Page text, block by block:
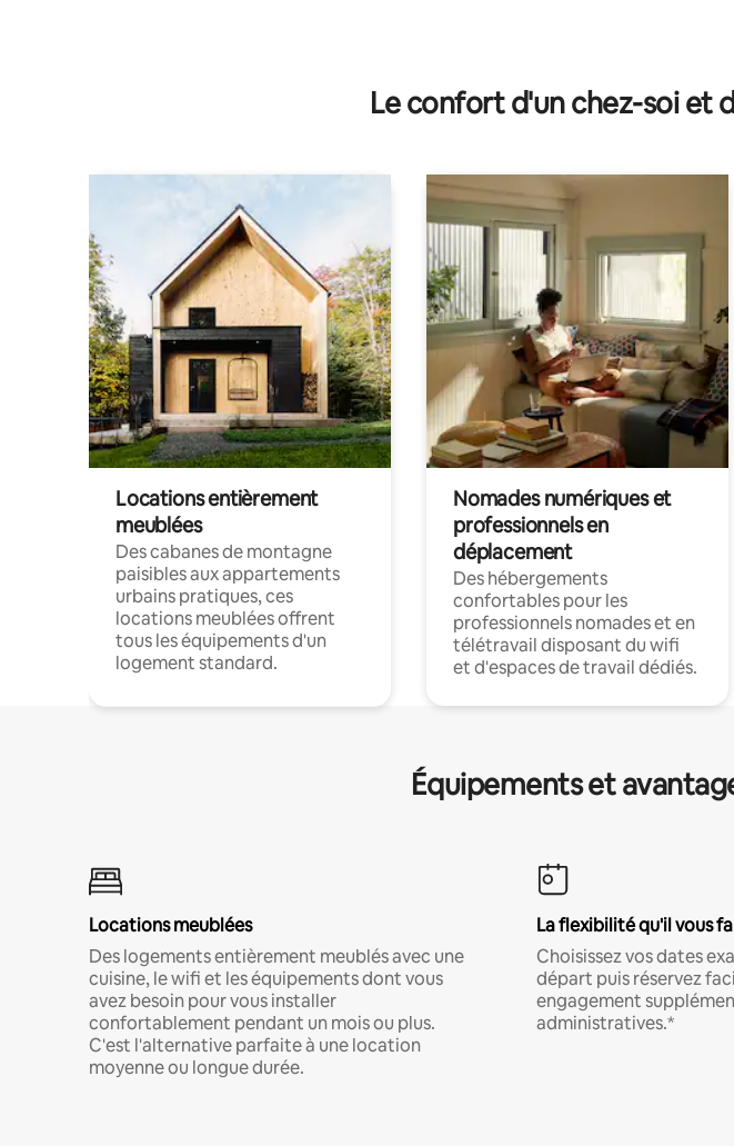
Le confort d'un chez-soi et
Locations entièrement
meublées
Des cabanes de montagne
paisibles aux appartements
urbains pratiques, ces
locations meublées offrent
tous les équipements d'un
logement standard.
Nomades numériques et
professionnels en
déplacement
Des hébergements
confortables pour les
professionnels nomades et en
télétravail disposant du wifi
et d'espaces de travail dédiés.
Équipements et
Locations meublées
Des logements entièrement meublés avec une
cuisine, le wifi et les équipements dont vous
avez besoin pour vous installer
confortablement pendant un mois ou plus.
C'est l'alternative parfaite à une location
moyenne ou longue durée.
La flexibilité qu'il vous
Choisissez vos dates
départ puis réservez
engagement
administratives.*